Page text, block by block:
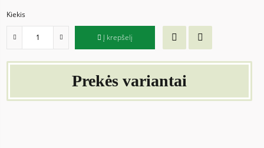
Kiekis
Į krepšelį
Prekės variantai